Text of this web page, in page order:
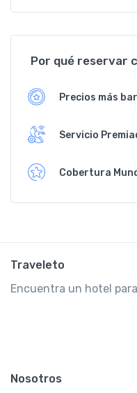
Por qué reservar
Precios más
Servicio
Cobertura
Traveleto
Encuentra un hotel
Nosotros